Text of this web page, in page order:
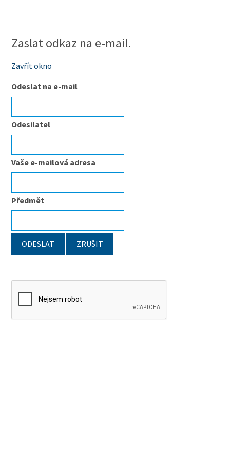
Zaslat odkaz na e-mail.
Zavřít okno
Odeslat na e-mail
Odesilatel
Vaše e-mailová adresa
Předmět
ODESLAT ZRUŠIT